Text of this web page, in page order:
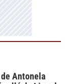
Antonela